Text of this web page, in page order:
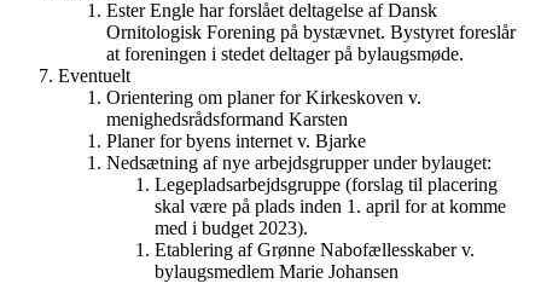
Ester Engle har forslået deltagelse af Dansk
Ornitologisk Forening på bystævnet. Bystyret foreslår
at foreningen i stedet deltager på bylaugsmøde.
Eventuelt
Orientering om planer for Kirkeskoven v.
menighedsrådsformand Karsten
Planer for byens internet v. Bjarke
Nedsætning af nye arbejdsgrupper under bylauget:
Legepladsarbejdsgruppe (forslag til placering
skal være på plads inden 1. april for at komme
med i budget 2023).
Etablering af Grønne Nabofællesskaber v.
bylaugsmedlem Marie Johansen